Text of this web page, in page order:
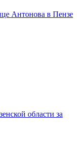
Антонова в Пензе
области за